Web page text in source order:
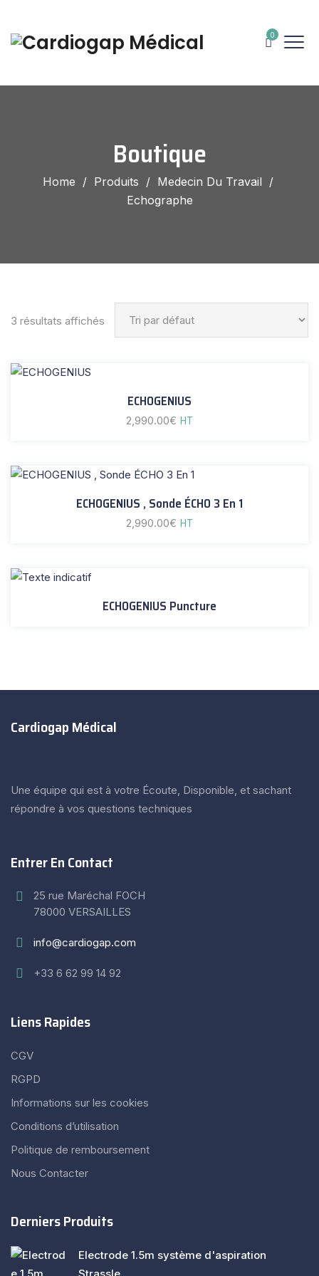
0
Boutique
Home / Produits / Medecin Du Travail /
Echographe
3 résultats affichés
ECHOGENIUS
2,990.00€ HT
ECHOGENIUS , Sonde ÉCHO 3 En 1
2,990.00€ HT
ECHOGENIUS Puncture
Cardiogap Médical
Une équipe qui est à votre Écoute, Disponible, et sachant
répondre à vos questions techniques
Entrer En Contact
25 rue Maréchal FOCH
78000 VERSAILLES
info@cardiogap.com
+33 6 62 99 14 92
Liens Rapides
CGV
RGPD
Informations sur les cookies
Conditions d’utilisation
Politique de remboursement
Nous Contacter
Derniers Produits
Electrode 1.5m système d'aspiration